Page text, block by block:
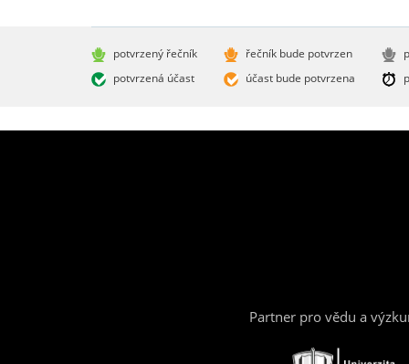
potvrzený řečník
potvrzená účast
řečník bude potvrzen
účast bude potvrzena
Partner pro vědu a